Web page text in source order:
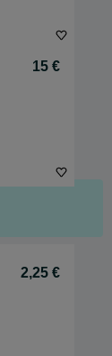
15 €
2,25 €